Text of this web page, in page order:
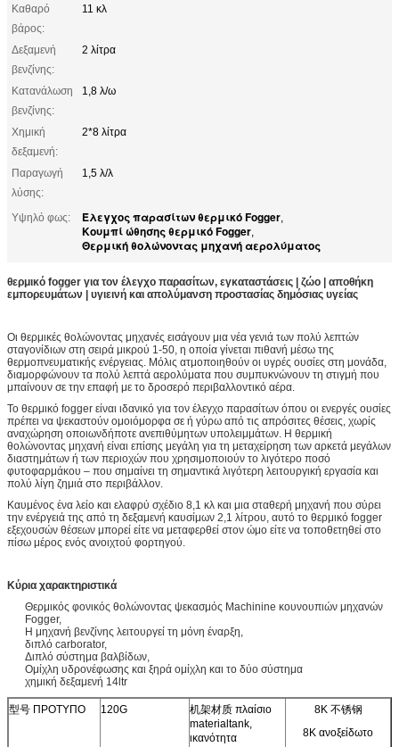
Καθαρό
βάρος:
11 κλ
Δεξαμενή
βενζίνης:
2 λίτρα
Κατανάλωση
βενζίνης:
1,8 λ/ω
Χημική
δεξαμενή:
2*8 λίτρα
Παραγωγή
λύσης:
1,5 λ/λ
Υψηλό φως: Έλεγχος παρασίτων θερμικό Fogger,
Κουμπί ώθησης θερμικό Fogger,
Θερμική θολώνοντας μηχανή αερολύματος
θερμικό fogger για τον έλεγχο παρασίτων, εγκαταστάσεις | ζώο | αποθήκη
εμπορευμάτων | υγιεινή και απολύμανση προστασίας δημόσιας υγείας
Οι θερμικές θολώνοντας μηχανές εισάγουν μια νέα γενιά των πολύ λεπτών
σταγονίδιων στη σειρά μικρού 1-50, η οποία γίνεται πιθανή μέσω της
θερμοπνευματικής ενέργειας. Μόλις ατμοποιηθούν οι υγρές ουσίες στη μονάδα,
διαμορφώνουν τα πολύ λεπτά αερολύματα που συμπυκνώνουν τη στιγμή που
μπαίνουν σε την επαφή με το δροσερό περιβαλλοντικό αέρα.
Το θερμικό fogger είναι ιδανικό για τον έλεγχο παρασίτων όπου οι ενεργές ουσίες
πρέπει να ψεκαστούν ομοιόμορφα σε ή γύρω από τις απρόσιτες θέσεις, χωρίς
αναχώρηση οποιωνδήποτε ανεπιθύμητων υπολειμμάτων. Η θερμική
θολώνοντας μηχανή είναι επίσης μεγάλη για τη μεταχείρηση των αρκετά μεγάλων
διαστημάτων ή των περιοχών που χρησιμοποιούν το λιγότερο ποσό
φυτοφαρμάκου – που σημαίνει τη σημαντικά λιγότερη λειτουργική εργασία και
πολύ λίγη ζημιά στο περιβάλλον.
Καυμένος ένα λείο και ελαφρύ σχέδιο 8,1 κλ και μια σταθερή μηχανή που σύρει
την ενέργειά της από τη δεξαμενή καυσίμων 2,1 λίτρου, αυτό το θερμικό fogger
εξεχουσών θέσεων μπορεί είτε να μεταφερθεί στον ώμο είτε να τοποθετηθεί στο
πίσω μέρος ενός ανοιχτού φορτηγού.
Κύρια χαρακτηριστικά
Θερμικός φονικός θολώνοντας ψεκασμός Machinine κουνουπιών μηχανών
Fogger,
Η μηχανή βενζίνης λειτουργεί τη μόνη έναρξη,
διπλό carborator,
Διπλό σύστημα βαλβίδων,
Ομίχλη υδρονέφωσης και ξηρά ομίχλη και το δύο σύστημα
χημική δεξαμενή 14ltr
型号 ΠΡΟΤΥΠΟ 120G
机架材质 πλαίσιο
materialtank,
ικανότητα
8K 不锈钢
8K ανοξείδωτο